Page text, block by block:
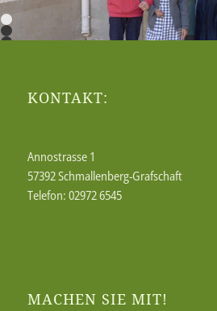
1
2
7
8
KONTAKT:
Annostrasse 1
57392 Schmallenberg-Grafschaft
Telefon: 02972 6545
MACHEN SIE MIT!